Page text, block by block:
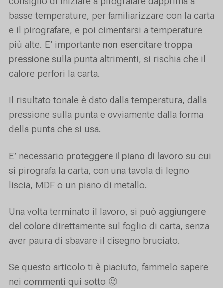
basse temperature, per familiarizzare con la carta
e il pirografare, e poi cimentarsi a temperature
più alte. E’ importante non esercitare troppa
pressionesulla punta altrimenti, si rischia che il
calore perfori la carta.
Il risultato tonale è dato dalla temperatura, dalla
pressione sulla punta e ovviamente dalla forma
della punta che si usa.
E’ necessario proteggere il piano di lavoro su cui
si pirografa la carta, con una tavola di legno
liscia, MDF o un piano di metallo.
Una volta terminato il lavoro, si può aggiungere
del coloredirettamente sul foglio di carta, senza
aver paura di sbavare il disegno bruciato.
Se questo articolo ti è piaciuto, fammelo sapere
nei commenti qui sotto 🙂